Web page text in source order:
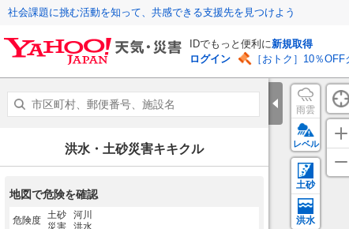
社会課題に挑む活動を知って、共感できる支援先を見つけよう
IDでもっと便利に新規取得
ログイン
［おトク］10％
雨雲
レベル
土砂
洪水
洪水・土砂災害キキクル
地図で危険を確認
危険度 土砂
災害
河川
洪水